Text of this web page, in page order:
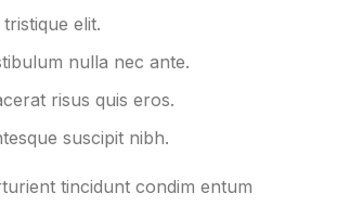
elit.
nulla nec ante.
risus quis eros.
suscipit nibh.
tincidunt condim entum